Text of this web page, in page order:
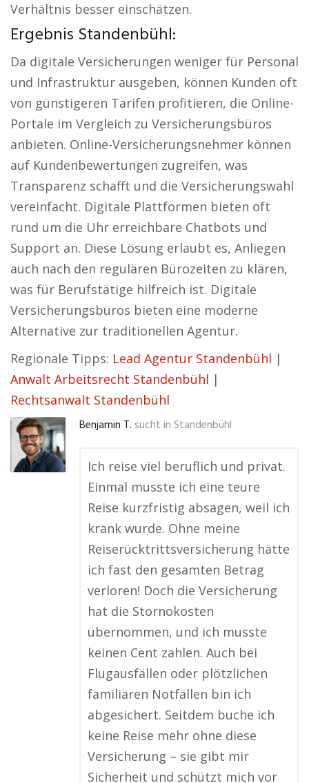
Verhältnis besser einschätzen.
Ergebnis Standenbühl:
Da digitale Versicherungen weniger für Personal
und Infrastruktur ausgeben, können Kunden oft
von günstigeren Tarifen profitieren, die Online-
Portale im Vergleich zu Versicherungsbüros
anbieten. Online-Versicherungsnehmer können
auf Kundenbewertungen zugreifen, was
Transparenz schafft und die Versicherungswahl
vereinfacht. Digitale Plattformen bieten oft
rund um die Uhr erreichbare Chatbots und
Support an. Diese Lösung erlaubt es, Anliegen
auch nach den regulären Bürozeiten zu klären,
was für Berufstätige hilfreich ist. Digitale
Versicherungsbüros bieten eine moderne
Alternative zur traditionellen Agentur.
Regionale Tipps: Lead Agentur Standenbühl |
Anwalt Arbeitsrecht Standenbühl |
Rechtsanwalt Standenbühl
Benjamin T. sucht in Standenbühl
Ich reise viel beruflich und privat.
Einmal musste ich eine teure
Reise kurzfristig absagen, weil ich
krank wurde. Ohne meine
Reiserücktrittsversicherung hätte
ich fast den gesamten Betrag
verloren! Doch die Versicherung
hat die Stornokosten
übernommen, und ich musste
keinen Cent zahlen. Auch bei
Flugausfällen oder plötzlichen
familiären Notfällen bin ich
abgesichert. Seitdem buche ich
keine Reise mehr ohne diese
Versicherung – sie gibt mir
Sicherheit und schützt mich vor